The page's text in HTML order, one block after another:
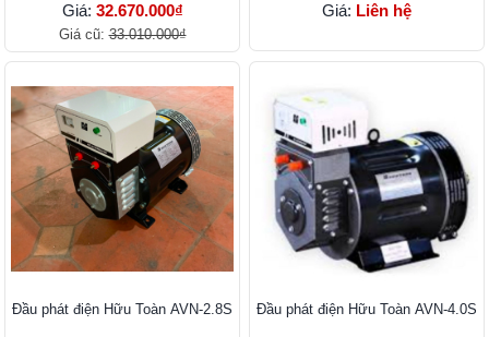
Giá: 32.670.000₫
Giá cũ:33.010.000₫
Giá: Liên hệ
Đầu phát điện Hữu Toàn AVN-2.8S Đầu phát điện Hữu Toàn AVN-4.0S